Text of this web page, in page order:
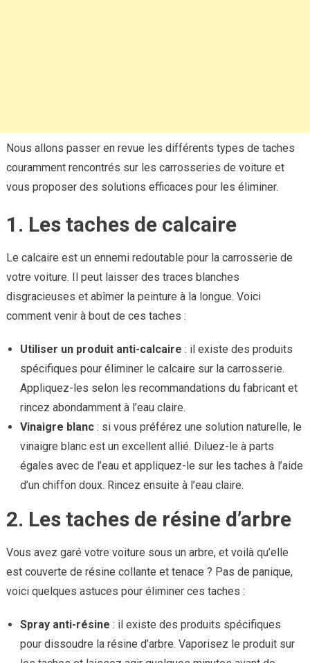
Nous allons passer en revue les différents types de taches
couramment rencontrés sur les carrosseries de voiture et
vous proposer des solutions efficaces pour les éliminer.
1. Les taches de calcaire
Le calcaire est un ennemi redoutable pour la carrosserie de
votre voiture. Il peut laisser des traces blanches
disgracieuses et abîmer la peinture à la longue. Voici
comment venir à bout de ces taches :
Utiliser un produit anti-calcaire : il existe des produits
spécifiques pour éliminer le calcaire sur la carrosserie.
Appliquez-les selon les recommandations du fabricant et
rincez abondamment à l’eau claire.
Vinaigre blanc: si vous préférez une solution naturelle, le
vinaigre blanc est un excellent allié. Diluez-le à parts
égales avec de l’eau et appliquez-le sur les taches à l’aide
d’un chiffon doux. Rincez ensuite à l’eau claire.
2. Les taches de résine d’arbre
Vous avez garé votre voiture sous un arbre, et voilà qu’elle
est couverte de résine collante et tenace ? Pas de panique,
voici quelques astuces pour éliminer ces taches :
Spray anti-résine : il existe des produits spécifiques
pour dissoudre la résine d’arbre. Vaporisez le produit sur